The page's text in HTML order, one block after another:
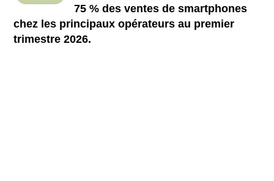
75 % des ventes de smartphones
chez les principaux opérateurs au premier
trimestre 2026.